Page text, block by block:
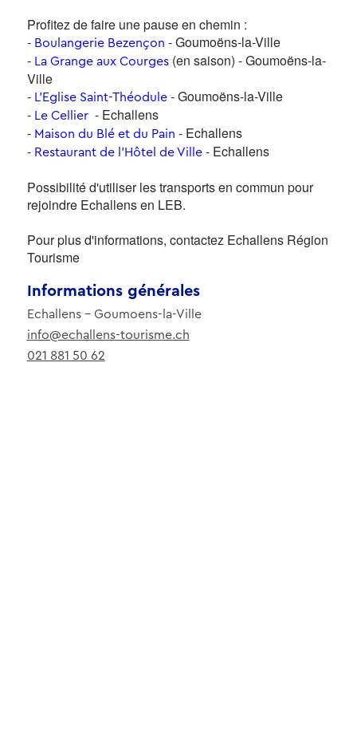
Profitez de faire une pause en chemin :
- Boulangerie Bezençon - Goumoëns-la-Ville
-La Grange aux Courges(en saison) - Goumoëns-la-
Ville
- L'Eglise Saint-Théodule- Goumoëns-la-Ville
- Le Cellier- Echallens
- Maison du Blé et du Pain - Echallens
- Restaurant de l'Hôtel de Ville- Echallens
Possibilité d'utiliser les transports en commun pour
rejoindre Echallens en LEB.
Pour plus d'informations, contactez Echallens Région
Tourisme
Informations générales
Echallens - Goumoens-la-Ville
info@echallens-tourisme.ch
021 881 50 62